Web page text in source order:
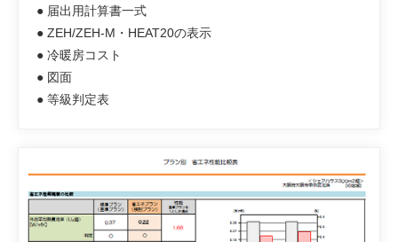
● 届出用計算書一式
● ZEH/ZEH-M・HEAT20の表示
● 冷暖房コスト
● 図面
● 等級判定表